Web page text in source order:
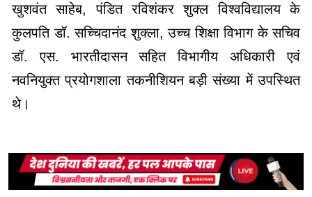
खुशवंत साहेब, पंडित रविशंकर शुक्ल विश्वविद्यालय के
कुलपति डॉ. सच्चिदानंद शुक्ला, उच्च शिक्षा विभाग के सचिव
डॉ. एस. भारतीदासन सहित विभागीय अधिकारी एवं
नवनियुक्त प्रयोगशाला तकनीशियन बड़ी संख्या में उपस्थित
थे।